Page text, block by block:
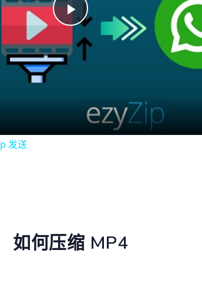
Play
Video
发送
如何压缩 MP4